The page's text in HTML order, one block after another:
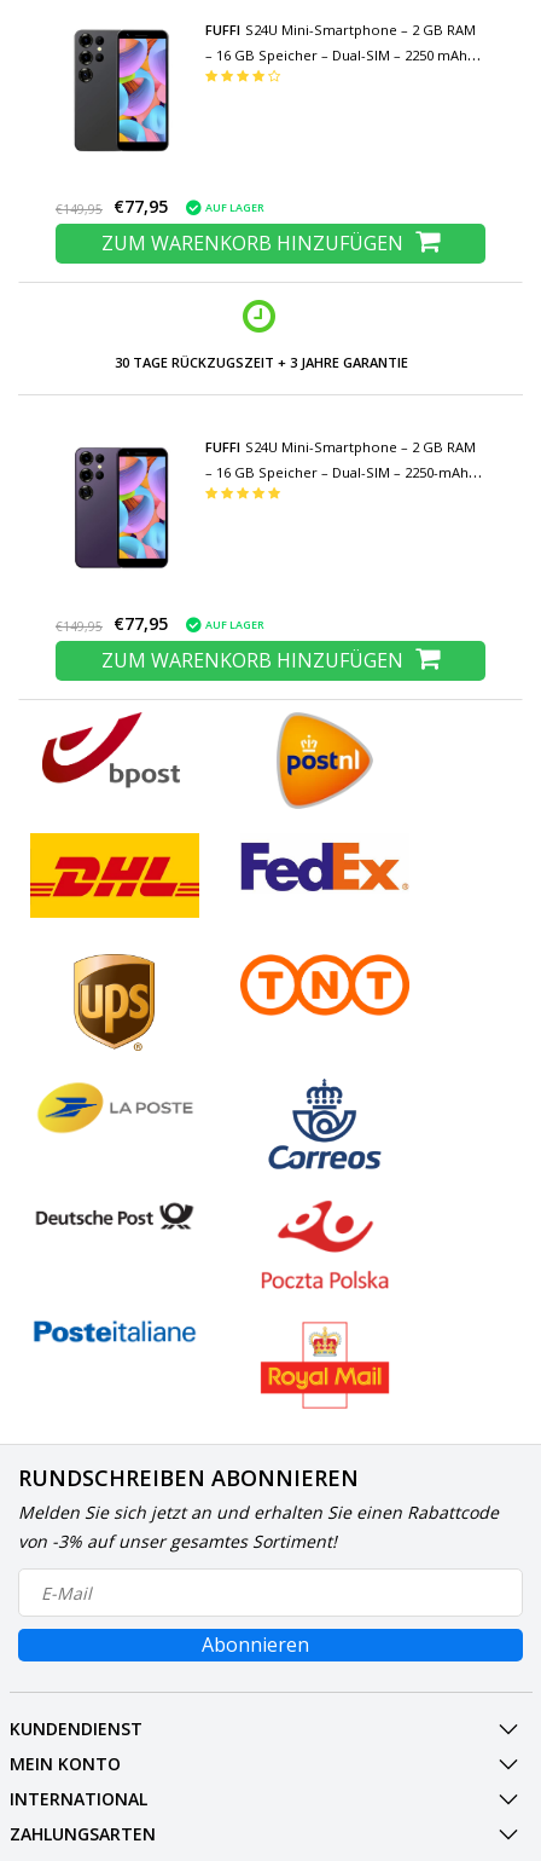
FUFFI S24U Mini-Smartphone – 2 GB RAM
– 16 GB Speicher – Dual-SIM – 2250 mAh
Akku – Schwarz
€149,95 €77,95 AUF LAGER
ZUM WARENKORB HINZUFÜGEN
30 TAGE RÜCKZUGSZEIT + 3 JAHRE GARANTIE
FUFFI S24U Mini-Smartphone – 2 GB RAM
– 16 GB Speicher – Dual-SIM – 2250-mAh-
Akku – Violett
€149,95 €77,95 AUF LAGER
ZUM WARENKORB HINZUFÜGEN
RUNDSCHREIBEN ABONNIEREN
Melden Sie sich jetzt an und erhalten Sie einen Rabattcode
von -3% auf unser gesamtes Sortiment!
Abonnieren
KUNDENDIENST
MEIN KONTO
INTERNATIONAL
ZAHLUNGSARTEN